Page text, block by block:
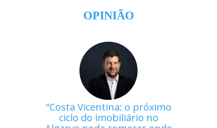
OPINIÃO
Costa Vicentina: o próximo
ciclo do imobiliário no